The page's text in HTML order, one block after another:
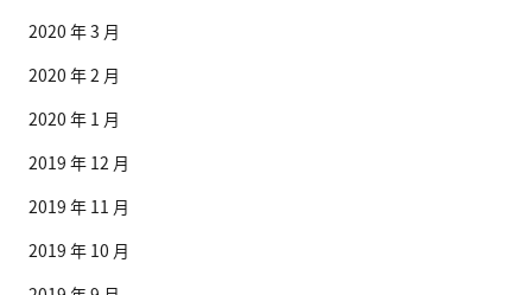
2020 年 3 月
2020 年 2 月
2020 年 1 月
2019 年 12 月
2019 年 11 月
2019 年 10 月